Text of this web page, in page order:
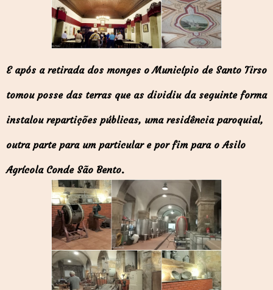
E após a retirada dos monges o Município de Santo Tirso
tomou posse das terras que as dividiu da seguinte forma
instalou repartições públicas, uma residência paroquial,
outra parte para um particular e por fim para o Asilo
Agrícola Conde São Bento.